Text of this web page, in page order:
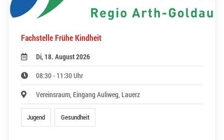
Fachstelle Frühe Kindheit
Di, 18. August 2026
08:30 - 11:30 Uhr
Vereinsraum, Eingang Auliweg, Lauerz
Jugend Gesundheit